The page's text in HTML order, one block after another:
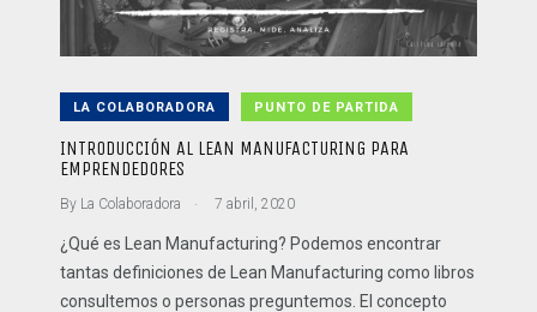
LA COLABORADORA PUNTO DE PARTIDA
INTRODUCCIÓN AL LEAN MANUFACTURING PARA
EMPRENDEDORES
By La Colaboradora 7 abril, 2020
¿Qué es Lean Manufacturing? Podemos encontrar
tantas definiciones de Lean Manufacturing como libros
consultemos o personas preguntemos. El concepto